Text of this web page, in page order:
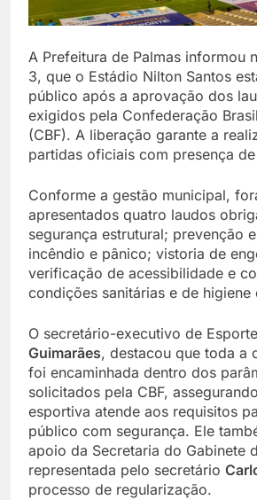
A Prefeitura de Palmas informou
3, que o Estádio Nilton Santos
público após a aprovação dos
exigidos pela Confederação
(CBF). A liberação garante a
partidas oficiais com presença
Conforme a gestão municipal,
apresentados quatro laudos
segurança estrutural; prevenção
incêndio e pânico; vistoria de
verificação de acessibilidade e
condições sanitárias e de higiene
O secretário-executivo de
Guimarães, destacou que toda a
foi encaminhada dentro dos
solicitados pela CBF,
esportiva atende aos requisitos
público com segurança. Ele
apoio da Secretaria do Gabinete
representada pelo secretário
processo de regularização.